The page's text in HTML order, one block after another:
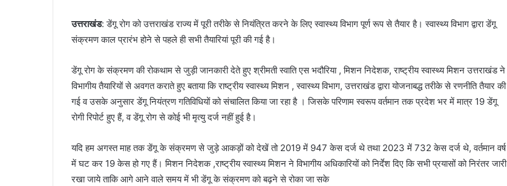
उत्तराखंड: डेंगू रोग को उत्तराखंड राज्य में पूरी तरीके से नियंत्रित करने के लिए स्वास्थ्य विभाग पूर्ण रूप से तैयार है। स्वास्थ्य विभाग द्वारा डेंगू
संक्रमण काल प्रारंभ होने से पहले ही सभी तैयारियां पूरी की गई है।
डेंगू रोग के संक्रमण की रोकथाम से जुड़ी जानकारी देते हुए श्रीमती स्वाति एस भदौरिया , मिशन निदेशक, राष्ट्रीय स्वास्थ्य मिशन उत्तराखंड ने
विभागीय तैयारियों से अवगत कराते हुए बताया कि राष्ट्रीय स्वास्थ्य मिशन , स्वास्थ्य विभाग, उत्तराखंड द्वारा योजनाबद्ध तरीके से रणनीति तैयार की
गई व उसके अनुसार डेंगू नियंत्रण गतिविधियों को संचालित किया जा रहा है । जिसके परिणाम स्वरूप वर्तमान तक प्रदेश भर में मात्र 19 डेंगू
रोगी रिपोर्ट हुए हैं, व डेंगू रोग से कोई भी मृत्यु दर्ज नहीं हुई है।
यदि हम अगस्त माह तक डेंगू के संक्रमण से जुड़े आकड़ों को देखें तो 2019 में 947 केस दर्ज थे तथा 2023 में 732 केस दर्ज थे, वर्तमान वर्ष
में घट कर 19 केस हो गए हैं। मिशन निदेशक ,राष्ट्रीय स्वास्थ्य मिशन ने विभागीय अधिकारियों को निर्देश दिए कि सभी प्रयासों को निरंतर जारी
रखा जाये ताकि आगे आने वाले समय में भी डेंगू के संक्रमण को बढ़ने से रोका जा सके